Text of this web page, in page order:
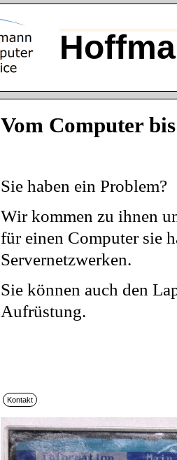
Vom Computer
Sie haben ein Problem?
Wir kommen zu ihnen
für einen Computer sie
Servernetzwerken.
Sie können auch den
Aufrüstung.